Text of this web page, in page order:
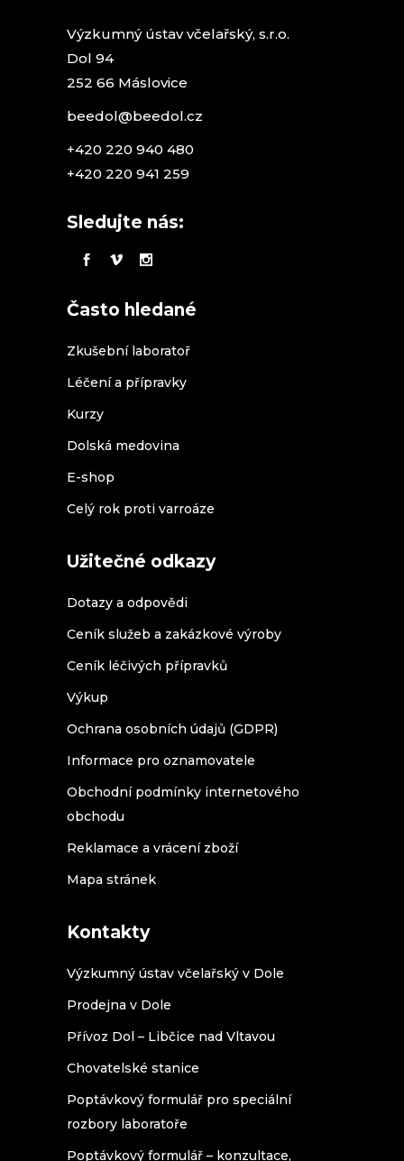
Výzkumný ústav včelařský, s.r.o.
Dol 94
252 66 Máslovice
beedol@beedol.cz
+420 220 940 480
+420 220 941 259
Sledujte nás:
Často hledané
Zkušební laboratoř
Léčení a přípravky
Kurzy
Dolská medovina
E-shop
Celý rok proti varroáze
Užitečné odkazy
Dotazy a odpovědi
Ceník služeb a zakázkové výroby
Ceník léčivých přípravků
Výkup
Ochrana osobních údajů (GDPR)
Informace pro oznamovatele
Obchodní podmínky internetového
obchodu
Reklamace a vrácení zboží
Mapa stránek
Kontakty
Výzkumný ústav včelařský v Dole
Prodejna v Dole
Přívoz Dol – Libčice nad Vltavou
Chovatelské stanice
Poptávkový formulář pro speciální
rozbory laboratoře
Poptávkový formulář – konzultace,